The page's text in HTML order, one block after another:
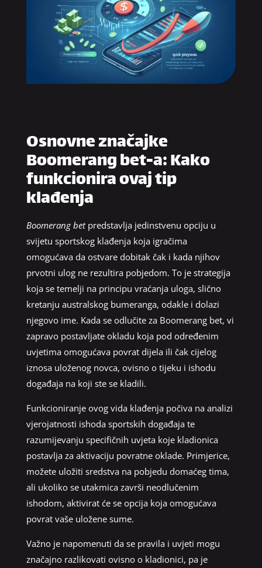
Osnovne značajke
Boomerang bet-a: Kako
funkcionira ovaj tip
klađenja
Boomerang betpredstavlja jedinstvenu opciju u
svijetu sportskog klađenja koja igračima
omogućava da ostvare dobitak čak i kada njihov
prvotni ulog ne rezultira pobjedom. To je strategija
koja se temelji na principu vraćanja uloga, slično
kretanju australskog bumeranga, odakle i dolazi
njegovo ime. Kada se odlučite za Boomerang bet, vi
zapravo postavljate okladu koja pod određenim
uvjetima omogućava povrat dijela ili čak cijelog
iznosa uloženog novca, ovisno o tijeku i ishodu
događaja na koji ste se kladili.
Funkcioniranje ovog vida klađenja počiva na analizi
vjerojatnosti ishoda sportskih događaja te
razumijevanju specifičnih uvjeta koje kladionica
postavlja za aktivaciju povratne oklade. Primjerice,
možete uložiti sredstva na pobjedu domaćeg tima,
ali ukoliko se utakmica završi neodlučenim
ishodom, aktivirat će se opcija koja omogućava
povrat vaše uložene sume.
Važno je napomenuti da se pravila i uvjeti mogu
značajno razlikovati ovisno o kladionici, pa je